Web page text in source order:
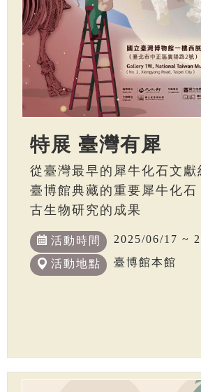
特展 臺灣有犀
從臺灣最早的犀牛化石文獻
臺博館典藏的重要犀牛化
古生物研究的成果
活動時間 2025/06/17 ~
活動地點 臺博館本館